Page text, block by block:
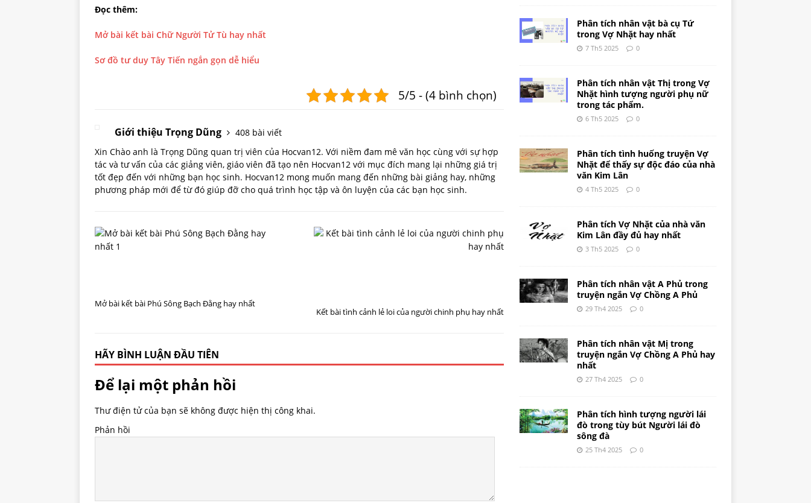
Đọc thêm:
Mở bài kết bài Chữ Người Tử Tù hay nhất
Sơ đồ tư duy Tây Tiến ngắn gọn dễ hiểu
5/5 - (4 bình chọn)
Giới thiệu Trọng Dũng
408 bài viết
Xin Chào anh là Trọng Dũng quan trị viên của Hocvan12. Với niềm đam mê văn học cùng với sự hợp
tác và tư vấn của các giảng viên, giáo viên đã tạo nên Hocvan12 với mục đích mang lại những giá trị
tốt đẹp đến với những bạn học sinh. Hocvan12 mong muốn mang đến những bài giảng hay, những
phương pháp mới để từ đó giúp đỡ cho quá trình học tập và ôn luyện của các bạn học sinh.
Mở bài kết bài Phú Sông Bạch Đằng hay nhất
Kết bài tình cảnh lẻ loi của người chinh phụ hay nhất
HÃY BÌNH LUẬN ĐẦU TIÊN
Để lại một phản hồi
Thư điện tử của bạn sẽ không được hiện thị công khai.
Phản hồi
Phân tích nhân vật bà cụ Tứ
trong Vợ Nhặt hay nhất
7 Th5 2025 0
Phân tích nhân vật Thị trong Vợ
Nhặt hình tượng người phụ nữ
trong tác phẩm.
6 Th5 2025 0
Phân tích tình huống truyện Vợ
Nhặt để thấy sự độc đáo của nhà
văn Kim Lân
4 Th5 2025 0
Phân tích Vợ Nhặt của nhà văn
Kim Lân đầy đủ hay nhất
3 Th5 2025 0
Phân tích nhân vật A Phủ trong
truyện ngắn Vợ Chồng A Phủ
29 Th4 2025 0
Phân tích nhân vật Mị trong
truyện ngắn Vợ Chồng A Phủ hay
nhất
27 Th4 2025 0
Phân tích hình tượng người lái
đò trong tùy bút Người lái đò
sông đà
25 Th4 2025 0